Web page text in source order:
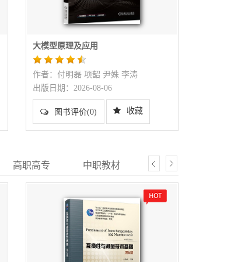
大模型原理及应用
作者：付明磊 项韶 尹姝 李涛
出版日期：2026-08-06
图书评价(0) 收藏
高职高专 中职教材 研究生教材